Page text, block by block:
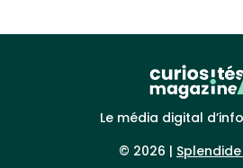
Le média digital
© 2026 |